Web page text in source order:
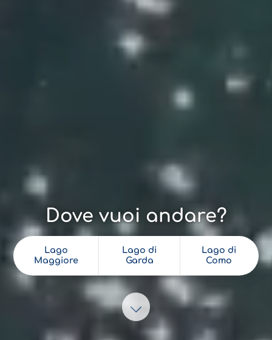
Dove vuoi andare?
Lago
Maggiore
Lago di
Garda
Lago di
Como